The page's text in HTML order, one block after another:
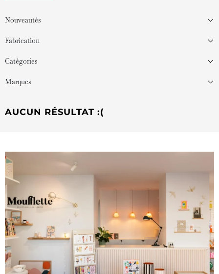
Nouveautés
Fabrication
Catégories
Marques
AUCUN RÉSULTAT :(